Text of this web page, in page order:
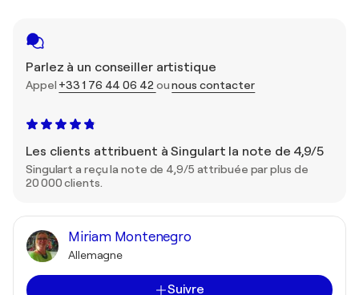
Parlez à un conseiller artistique
Appel +33 1 76 44 06 42 ounous contacter
Les clients attribuent à Singulart la note de 4,9/5
Singulart a reçu la note de 4,9/5 attribuée par plus de
20 000 clients.
Miriam Montenegro
Allemagne
Suivre